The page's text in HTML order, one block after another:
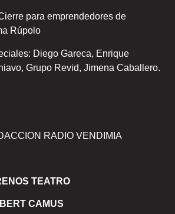
para emprendedores de
Rúpolo
Diego Gareca, Enrique
Grupo Revid, Jimena Caballero.
RADIO VENDIMIA
TEATRO
CAMUS